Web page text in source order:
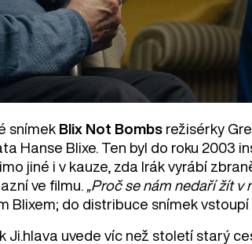
snímek Blix Not Bombs režisérky
Hanse Blixe. Ten byl do roku 2003
jiné i v kauze, zda Irák vyrábí
ve filmu. „Proč se nám nedaří žít v
Blixem; do distribuce snímek vstoupí
Ji.hlava uvede víc než století starý